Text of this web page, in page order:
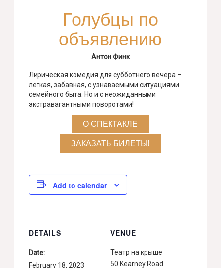
Голубцы по
объявлению
Антон Финк
Лирическая комедия для субботнего вечера –
легкая, забавная, с узнаваемыми ситуациями
семейного быта. Но и с неожиданными
экстравагантными поворотами!
О СПЕКТАКЛЕ
ЗАКАЗАТЬ БИЛЕТЫ!
Add to calendar
DETAILS
Date:
February 18, 2023
VENUE
Театр на крыше
50 Kearney Road